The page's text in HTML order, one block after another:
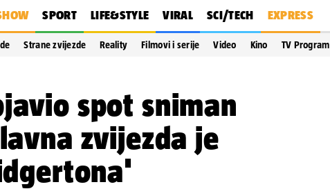
SPORT LIFE&STYLE VIRAL SCI/TECH EXPRESS
Strane zvijezde Reality Filmovi i serije Video Kino TV Program
spot sniman
zvijezda je